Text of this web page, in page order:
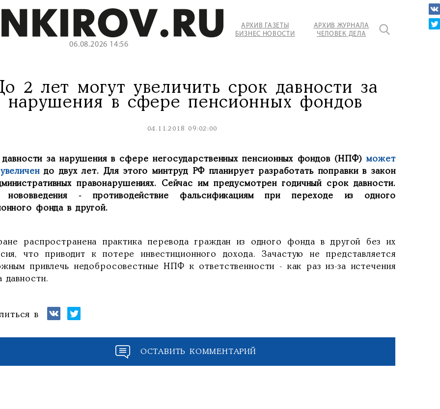
06.08.2026 14:56
АРХИВ ГАЗЕТЫ
БИЗНЕС НОВОСТИ
АРХИВ ЖУРНАЛА
ЧЕЛОВЕК ДЕЛА
2 лет могут увеличить срок давности за
нарушения в сфере пенсионных фондов
04.11.2018 09:02:00
за нарушения в сфере негосударственных пенсионных фондов (НПФ)может
до двух лет. Для этого минтруд РФ планирует разработать поправки в закон
правонарушениях. Сейчас им предусмотрен годичный срок давности.
нововведения - противодействие фальсификациям при переходе из одного
фонда в другой.
распространена практика перевода граждан из одного фонда в другой без их
что приводит к потере инвестиционного дохода. Зачастую не представляется
привлечь недобросовестные НПФ к ответственности - как раз из-за истечения
давности.
в
ОСТАВИТЬ КОММЕНТАРИЙ